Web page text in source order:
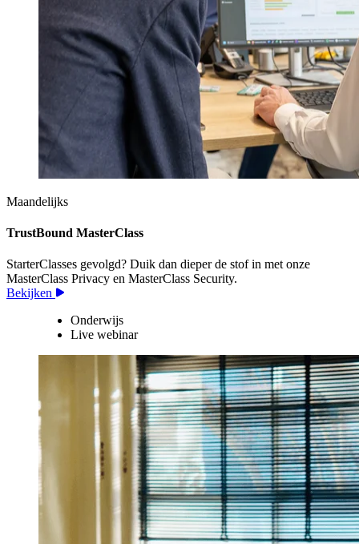
Maandelijks
TrustBound MasterClass
StarterClasses gevolgd? Duik dan dieper de stof in met onze
MasterClass Privacy en MasterClass Security.
Bekijken
Onderwijs
Live webinar